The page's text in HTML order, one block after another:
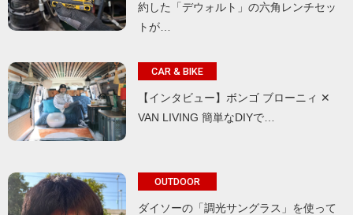
約した「デウォルト」の六角レンチセッ
トが…
CAR & BIKE
【インタビュー】ボンゴ ブローニィ ✕
VAN LIVING 簡単なDIYで…
OUTDOOR
ダイソーの「調光サングラス」を使って